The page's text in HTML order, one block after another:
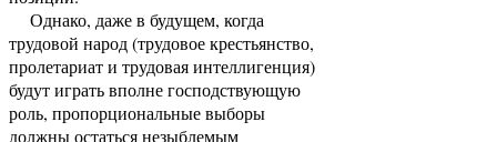
Однако, даже в будущем, когда
трудовой народ (трудовое крестьянство,
пролетариат и трудовая интеллигенция)
будут играть вполне господствующую
роль, пропорциональные выборы
должны остаться незыблемым